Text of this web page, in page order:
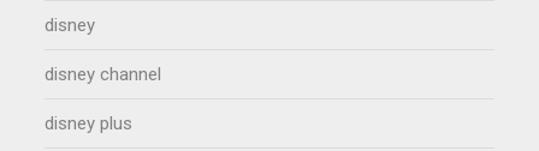
disney
disney channel
disney plus